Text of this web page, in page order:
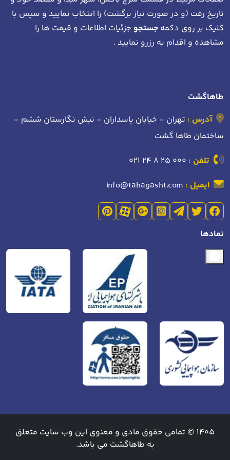
تاریخ رفت (و در صورت نیاز برگشت) را انتخاب نمایید و سپس با
کلیک بر روی دکمه جستجو جزئیات اطلاعات و قیمت ها را
مشاهده و اقدام به رزرو نمایید .
طاهاگشت
آدرس : تهران - خیابان پاسداران - نبش نگارستان ششم -
ساختمان طاها گشت
تلفن : 021 24 8 25 000
ایمیل : info@tahagasht.com
نمادها
1405 © تمامی حقوق مادی و معنوی این وب سایت متعلق
به طاهاگشت می باشد.